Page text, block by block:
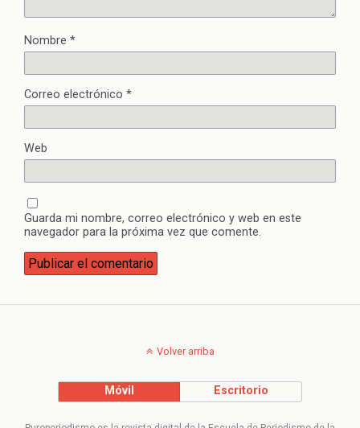
Nombre *
Correo electrónico *
Web
Guarda mi nombre, correo electrónico y web en este
navegador para la próxima vez que comente.
Volver arriba
Móvil Escritorio